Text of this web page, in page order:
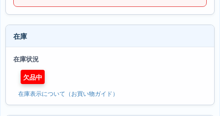
在庫
在庫状況
欠品中
在庫表示について（お買い物ガイド）